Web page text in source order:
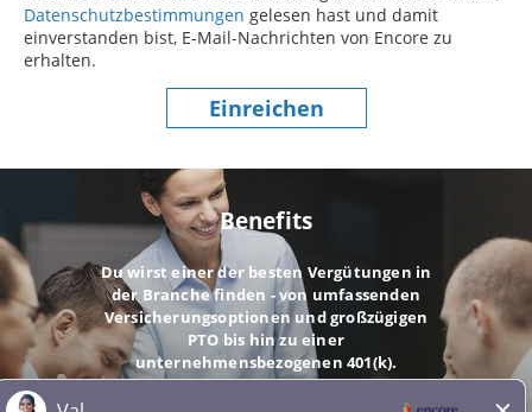
Datenschutzbestimmungen (dieser Inhalt öffnet sich in einem
gelesen hast und damit
einverstanden bist, E-Mail-Nachrichten von Encore zu
erhalten.
Einreichen
Benefits
Du wirst einer der besten Vergütungen in
der Branche finden - von umfassenden
Versicherungsoptionen und großzügigen
PTO bis hin zu einer
unternehmensbezogenen 401(k).